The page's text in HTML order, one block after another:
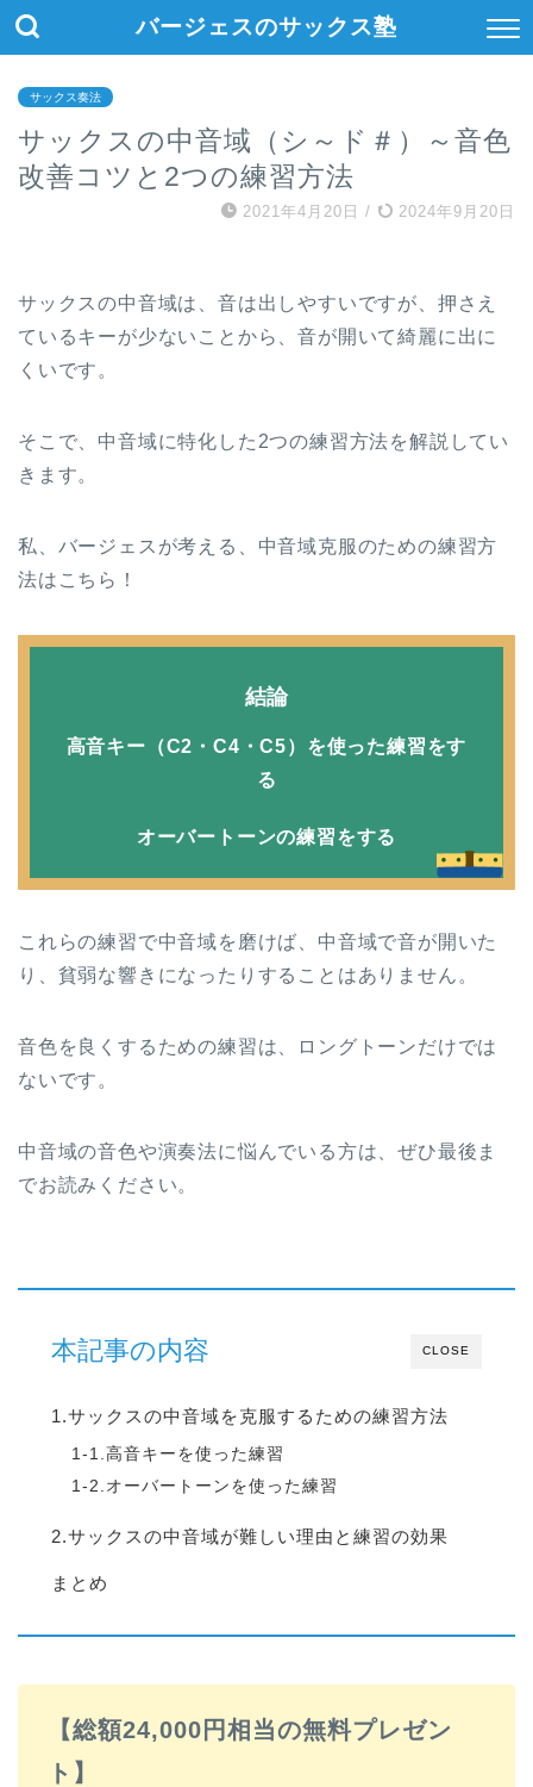
バージェスのサックス塾
サックス奏法
サックスの中音域（シ～ド＃）～音色
改善コツと2つの練習方法
2021年4月20日 / 2024年9月20日
サックスの中音域は、音は出しやすいですが、押さえ
ているキーが少ないことから、音が開いて綺麗に出に
くいです。
そこで、中音域に特化した2つの練習方法を解説してい
きます。
私、バージェスが考える、中音域克服のための練習方
法はこちら！
結論
高音キー（C2・C4・C5）を使った練習をす
る
オーバートーンの練習をする
これらの練習で中音域を磨けば、中音域で音が開いた
り、貧弱な響きになったりすることはありません。
音色を良くするための練習は、ロングトーンだけでは
ないです。
中音域の音色や演奏法に悩んでいる方は、ぜひ最後ま
でお読みください。
CLOSE
本記事の内容
1.サックスの中音域を克服するための練習方法
1-1.高音キーを使った練習
1-2.オーバートーンを使った練習
2.サックスの中音域が難しい理由と練習の効果
まとめ
【総額24,000円相当の無料プレゼン
ト】